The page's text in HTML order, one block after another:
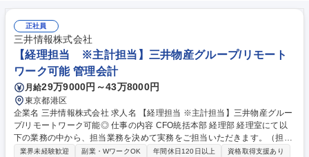
正社員
三井情報株式会社
【経理担当 ※主計担当】三井物産グループ/リモート
ワーク可能 管理会計
月給29万9000円～43万8000円
東京都港区
企業名 三井情報株式会社 求人名 【経理担当 ※主計担当】三井物産グルー
プ/リモートワーク可能◎ 仕事の内容 CFO統括本部 経理部 経理室にて以
下の業務の中から、担当業務を決めて実務をご担当いただきます。（担当
業務は、ご経験を踏まえて決定いたします。） ■振替伝票の起票 ■決算資
業界未経験歓迎 副業・WワークOK 年間休日120日以上
資格取得支援あり